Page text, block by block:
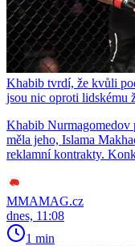
Khabib tvrdí, že kvůli
jsou nic oproti lidskému
Khabib Nurmagomedov
měla jeho, Islama
reklamní kontrakty.
MMAMAG.cz
dnes, 11:08
1 min